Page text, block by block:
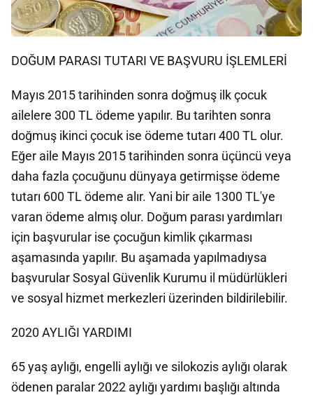
DOĞUM PARASI TUTARI VE BAŞVURU İŞLEMLERİ
Mayıs 2015 tarihinden sonra doğmuş ilk çocuk
ailelere 300 TL ödeme yapılır. Bu tarihten sonra
doğmuş ikinci çocuk ise ödeme tutarı 400 TL olur.
Eğer aile Mayıs 2015 tarihinden sonra üçüncü veya
daha fazla çocuğunu dünyaya getirmişse ödeme
tutarı 600 TL ödeme alır. Yani bir aile 1300 TL'ye
varan ödeme almış olur. Doğum parası yardımları
için başvurular ise çocuğun kimlik çıkarması
aşamasında yapılır. Bu aşamada yapılmadıysa
başvurular Sosyal Güvenlik Kurumu il müdürlükleri
ve sosyal hizmet merkezleri üzerinden bildirilebilir.
2020 AYLIĞI YARDIMI
65 yaş aylığı, engelli aylığı ve silokozis aylığı olarak
ödenen paralar 2022 aylığı yardımı başlığı altında